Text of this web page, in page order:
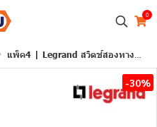
0
แพ็ค4 | Legrand สวิตช์สองทาง 2 ช่อง สีขาว รุ่นมาเรียเซนต์ | Mallia Senses | 281003MW
-30%